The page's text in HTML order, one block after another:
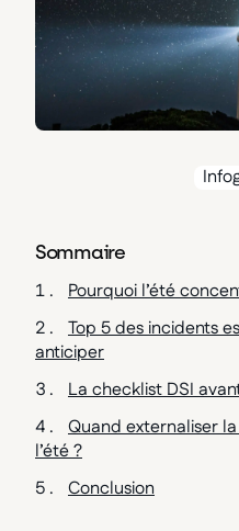
Sommaire
Pourquoi l’été
Top 5 des incidents
anticiper
La checklist DSI
Quand externaliser
l’été ?
Conclusion